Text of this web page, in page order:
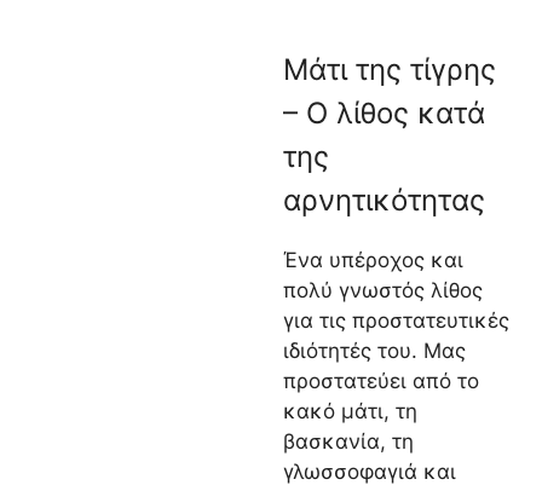
Μάτι της τίγρης
– Ο λίθος κατά
της
αρνητικότητας
Ένα υπέροχος και
πολύ γνωστός λίθος
για τις προστατευτικές
ιδιότητές του. Μας
προστατεύει από το
κακό μάτι, τη
βασκανία, τη
γλωσσοφαγιά και